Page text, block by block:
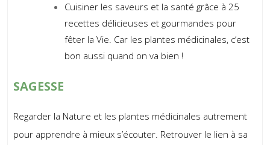
Cuisiner les saveurs et la santé grâce à 25
recettes délicieuses et gourmandes pour
fêter la Vie. Car les plantes médicinales, c’est
bon aussi quand on va bien !
SAGESSE
Regarder la Nature et les plantes médicinales autrement
pour apprendre à mieux s’écouter. Retrouver le lien à sa